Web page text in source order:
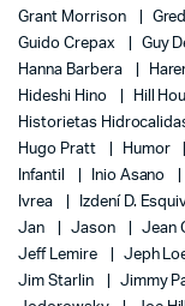
Grant Morrison
Guido Crepax
Guy
Hanna Barbera
Hideshi Hino
Hill
Historietas
Hugo Pratt
Humor
Infantil
Inio Asano
Ivrea
Izdení D.
Jan
Jason Jean
Jeff Lemire
Jeph
Jim Starlin
Jimmy